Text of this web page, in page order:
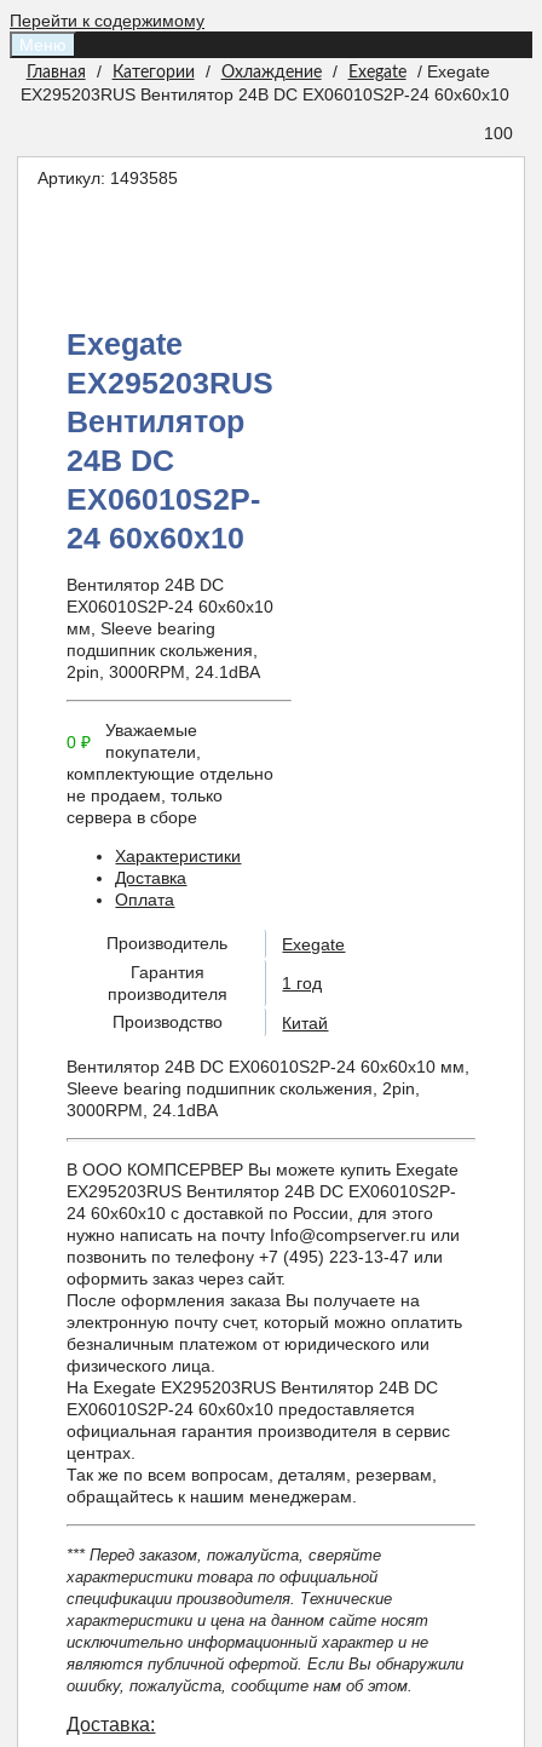
Перейти к содержимому
Меню
Главная / Категории / Охлаждение / Exegate
/ Exegate
EX295203RUS Вентилятор 24В DC EX06010S2P-24 60x60x10
100
Артикул: 1493585
Exegate
EX295203RUS
Вентилятор
24В DC
EX06010S2P-
24 60x60x10
Вентилятор 24В DC
EX06010S2P-24 60x60x10
мм, Sleeve bearing
подшипник скольжения,
2pin, 3000RPM, 24.1dBA
0₽
Уважаемые
покупатели,
комплектующие отдельно
не продаем, только
сервера в сборе
Характеристики
Доставка
Оплата
Производитель
Exegate
Гарантия
производителя
1 год
Производство Китай
Вентилятор 24В DC EX06010S2P-24 60x60x10 мм,
Sleeve bearing подшипник скольжения, 2pin,
3000RPM, 24.1dBA
В ООО КОМПСЕРВЕР Вы можете купить Exegate
EX295203RUS Вентилятор 24В DC EX06010S2P-
24 60x60x10 с доставкой по России, для этого
нужно написать на почту Info@compserver.ru или
позвонить по телефону +7 (495) 223-13-47 или
оформить заказ через сайт.
После оформления заказа Вы получаете на
электронную почту счет, который можно оплатить
безналичным платежом от юридического или
физического лица.
На Exegate EX295203RUS Вентилятор 24В DC
EX06010S2P-24 60x60x10 предоставляется
официальная гарантия производителя в сервис
центрах.
Так же по всем вопросам, деталям, резервам,
обращайтесь к нашим менеджерам.
*** Перед заказом, пожалуйста, сверяйте
характеристики товара по официальной
спецификации производителя. Технические
характеристики и цена на данном сайте носят
исключительно информационный характер и не
являются публичной офертой. Если Вы обнаружили
ошибку, пожалуйста, сообщите нам об этом.
Доставка: